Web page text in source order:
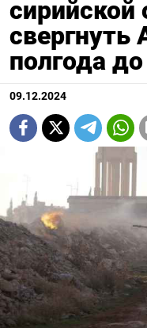
сирийской
свергнуть
полгода
09.12.2024